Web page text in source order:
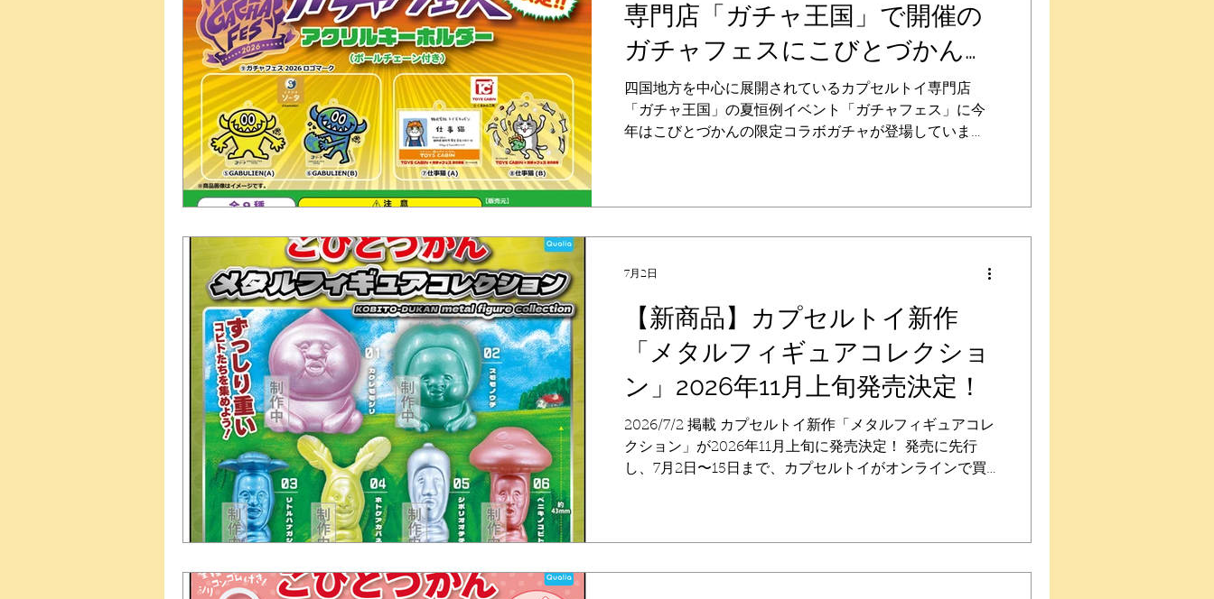
オンラインで発売前に確実に購入することができ、発売
す。 回すときのワクワクドキドキはそのまま！ ぜひチャ
レンジしてみてください。 取り扱い期間：2026年8月1日
（土）10:00〜16日（日）23:59 QualiaOnline
専門店「ガチャ王国」で開催の
ガチャフェスにこびとづかん限
定コラボガチャ販売！
四国地方を中心に展開されているカプセルトイ専門店
「ガチャ王国」の夏恒例イベント「ガチャフェス」に今
年はこびとづかんの限定コラボガチャが登場していま
7/18（土）〜7/26（日） 【開催店舗】 「ガチャ王国」各
街道店 ＜香川県＞ ガチャ王国 高松店 ガチャ王国 高松
オルネ店 ＜徳島県＞ ガチャ王国 クレメント店 ＜広島県
＞ ガチャ王国 広島店 ガチャ王国 アルパーク店 ガチャ
王国 フォレオ店 ガチャ王国 本通店 ＜山口県＞ ガチャ
王国 あじす店 ＜岡山県＞ ASOBI-GOCORO 倉敷店
【主催とお問い合わせ先】 株式会社マキシム愛媛
https://gachaoukoku.com/
【新商品】カプセルトイ新作
「メタルフィギュアコレクショ
ン」2026年11月上旬発売決定！
2026/7/2 掲載 カプセルトイ新作「メタルフィギュアコレ
クション」が2026年11月上旬に発売決定！ 発売に先行
し、7月2日〜15日まで、カプセルトイがオンラインで買
バネ、シボリオオチチ、ベニキノコビト 【オンライン先
7月2日